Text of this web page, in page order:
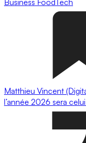
Matthieu Vincent
l’année 2026 sera